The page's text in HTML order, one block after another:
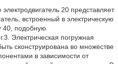
20 представляет
встроенный в электрическую
40, подобную
Электрическая погружная
сконструирована во множестве
в зависимости от